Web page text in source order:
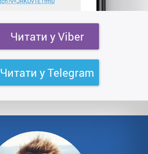
Читати у Viber
Читати у Telegram